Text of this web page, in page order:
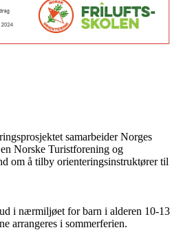
samarbeider Norges
Norske Turistforening og
om å tilby orienteringsinstruktører til
i nærmiljøet for barn i alderen 10-13
arrangeres i sommerferien.